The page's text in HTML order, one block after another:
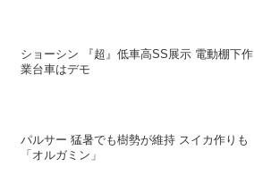
ショーシン 『超』低車高SS展示 電動棚下作
業台車はデモ
パルサー 猛暑でも樹勢が維持 スイカ作りも
「オルガミン」